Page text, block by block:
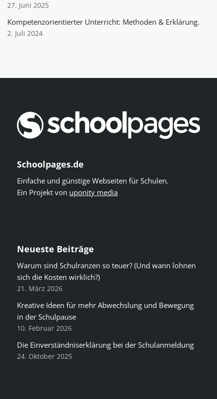
27. Juni 2025
Kompetenzorientierter Unterricht: Methoden & Erklärung.
2. Juli 2024
Schoolpages.de
Einfache und günstige Webseiten für Schulen.
Ein Projekt von uponity media
Neueste Beiträge
Warum sind Schulranzen so teuer? (Und wann lohnen
sich die Kosten wirklich?)
21. März 2026
Kreative Ideen für mehr Abwechslung und Bewegung
in der Schulpause
10. Februar 2026
Die Einverständniserklärung bei der Schulanmeldung
24. Oktober 2025